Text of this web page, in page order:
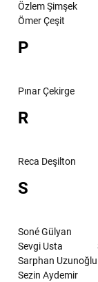
Özlem Şimşek
Ömer Çeşit
P
Pınar Çekirge
R
Reca Deşilton
S
Soné Gülyan
Sevgi Usta
Sarphan Uzunoğlu
Sezin Aydemir